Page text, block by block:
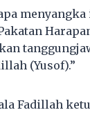
(Yusof).”
Fadillah